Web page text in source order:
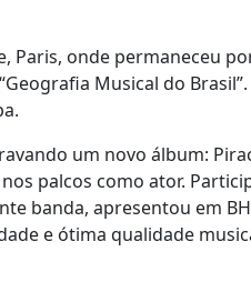
onde permaneceu
Musical do
um novo álbum:
palcos como ator.
banda, apresentou em
e ótima qualidade